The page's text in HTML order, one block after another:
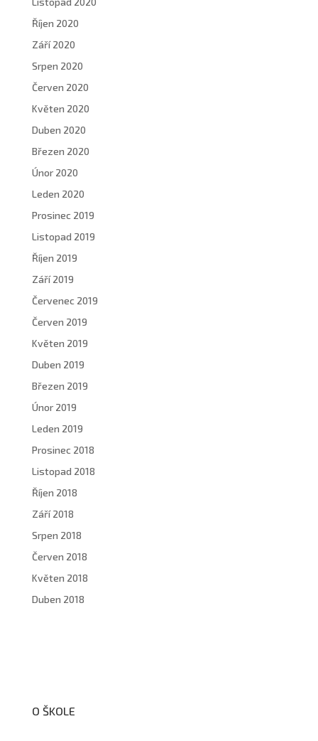
Říjen 2020
Září 2020
Srpen 2020
Červen 2020
Květen 2020
Duben 2020
Březen 2020
Únor 2020
Leden 2020
Prosinec 2019
Listopad 2019
Říjen 2019
Září 2019
Červenec 2019
Červen 2019
Květen 2019
Duben 2019
Březen 2019
Únor 2019
Leden 2019
Prosinec 2018
Listopad 2018
Říjen 2018
Září 2018
Srpen 2018
Červen 2018
Květen 2018
Duben 2018
O ŠKOLE